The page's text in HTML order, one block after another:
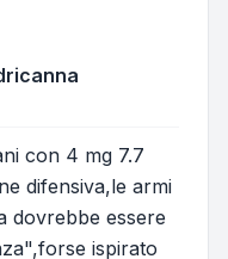
con 4 mg 7.7
difensiva,le armi
dovrebbe essere
ispirato